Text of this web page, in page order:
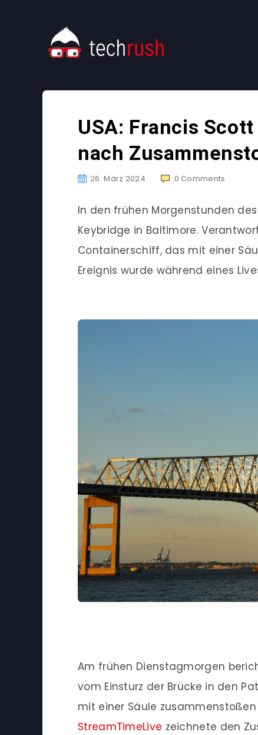
USA: Francis
nach
26. März 2024 0 Comments
In den frühen Morgenstunden
Keybridge in Baltimore.
Containerschiff, das mit einer
Ereignis wurde während eines
Am frühen Dienstagmorgen
vom Einsturz der Brücke in den
mit einer Säule
StreamTimeLive zeichnete den